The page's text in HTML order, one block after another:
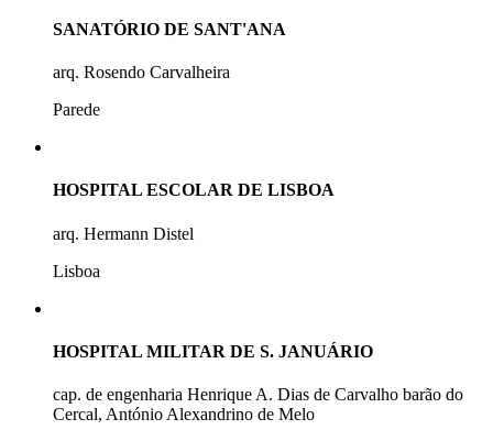
SANATÓRIO DE SANT'ANA
arq. Rosendo Carvalheira
Parede
HOSPITAL ESCOLAR DE LISBOA
arq. Hermann Distel
Lisboa
HOSPITAL MILITAR DE S. JANUÁRIO
cap. de engenharia Henrique A. Dias de Carvalho barão do
Cercal, António Alexandrino de Melo